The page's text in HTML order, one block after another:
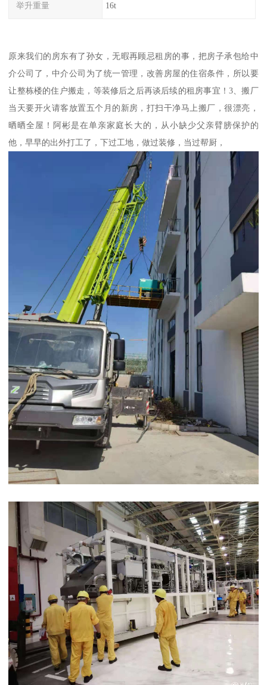
举升重量 16t
原来我们的房东有了孙女，无暇再顾忌租房的事，把房子承包给中
介公司了，中介公司为了统一管理，改善房屋的住宿条件，所以要
让整栋楼的住户搬走，等装修后之后再谈后续的租房事宜！3、搬厂
当天要开火请客放置五个月的新房，打扫干净马上搬厂，很漂亮，
晒晒全屋！阿彬是在单亲家庭长大的，从小缺少父亲臂膀保护的
他，早早的出外打工了，下过工地，做过装修，当过帮厨，